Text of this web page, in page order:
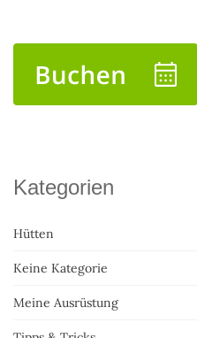
Kategorien
Hütten
Keine Kategorie
Meine Ausrüstung